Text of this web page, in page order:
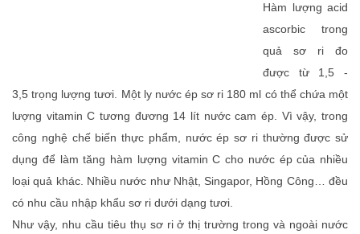
Hàm lượng acid
ascorbic trong
quả sơ ri đo
được từ 1,5 -
3,5 trọng lượng tươi. Một ly nước ép sơ ri 180 ml có thể chứa một
lượng vitamin C tương đương 14 lít nước cam ép. Vì vậy, trong
công nghệ chế biến thực phẩm, nước ép sơ ri thường được sử
dụng để làm tăng hàm lượng vitamin C cho nước ép của nhiều
loại quả khác. Nhiều nước như Nhật, Singapor, Hồng Công… đều
có nhu cầu nhập khẩu sơ ri dưới dạng tươi.
Như vậy, nhu cầu tiêu thụ sơ ri ở thị trường trong và ngoài nước